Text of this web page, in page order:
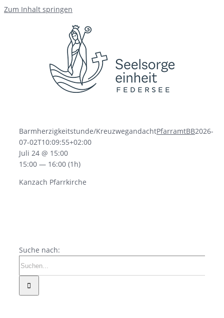
Zum Inhalt springen
Barmherzigkeitstunde/KreuzwegandachtPfarramtBB2026-
07-02T10:09:55+02:00
Juli 24 @ 15:00
15:00 — 16:00 (1h)
Kanzach Pfarrkirche
Suche nach: